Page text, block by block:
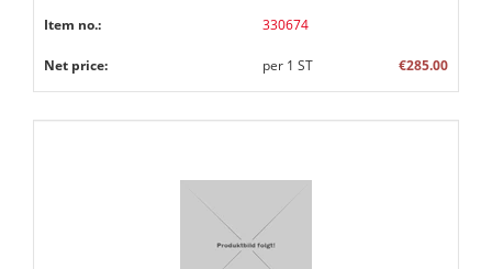
Item no.: 330674
Net price: per 1 ST €285.00